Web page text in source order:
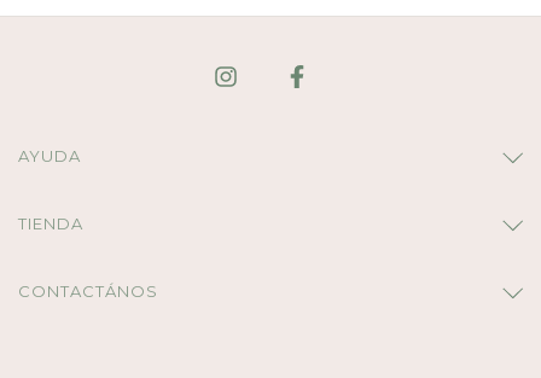
AYUDA
TIENDA
CONTACTÁNOS